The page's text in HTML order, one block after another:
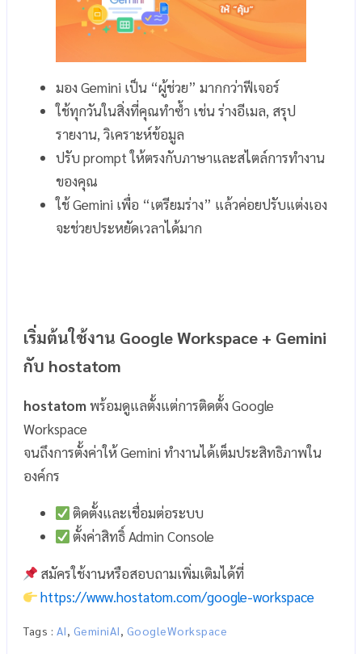
มอง Gemini เป็น “ผู้ช่วย” มากกว่าฟีเจอร์
ใช้ทุกวันในสิ่งที่คุณทำซ้ำ เช่น ร่างอีเมล, สรุป
รายงาน, วิเคราะห์ข้อมูล
ปรับ prompt ให้ตรงกับภาษาและสไตล์การทำงาน
ของคุณ
ใช้ Gemini เพื่อ “เตรียมร่าง” แล้วค่อยปรับแต่งเอง
จะช่วยประหยัดเวลาได้มาก
เริ่มต้นใช้งาน Google Workspace + Gemini
กับ hostatom
hostatomพร้อมดูแลตั้งแต่การติดตั้ง Google
Workspace
จนถึงการตั้งค่าให้ Gemini ทำงานได้เต็มประสิทธิภาพใน
องค์กร
ติดตั้งและเชื่อมต่อระบบ
ตั้งค่าสิทธิ์ Admin Console
สมัครใช้งานหรือสอบถามเพิ่มเติมได้ที่
https://www.hostatom.com/google-workspace
Tags : AI, GeminiAI, GoogleWorkspace